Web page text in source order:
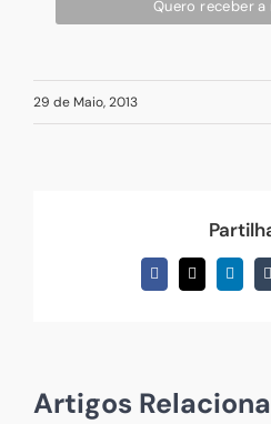
29 de Maio, 2013
Facebook
X
Artigos